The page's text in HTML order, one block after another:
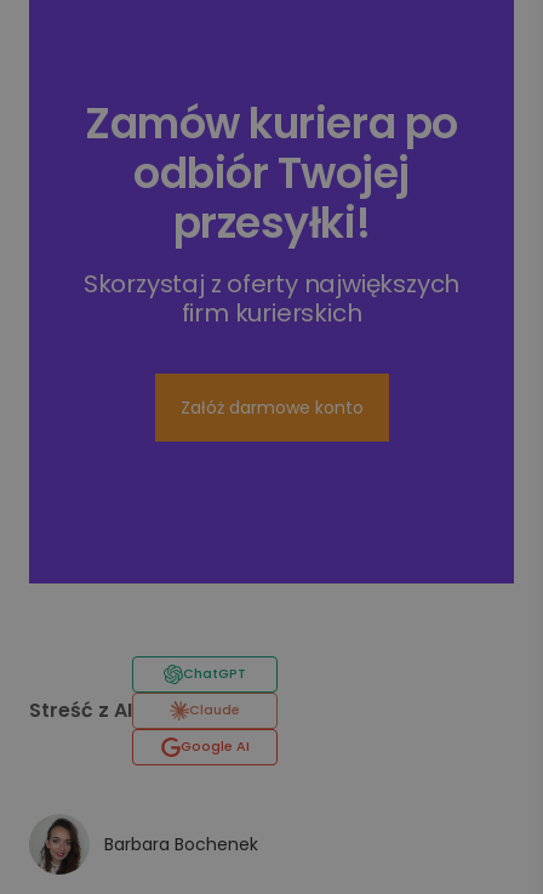
Zamów kuriera po
odbiór Twojej
przesyłki!
Skorzystaj z oferty największych
firm kurierskich
Załóż darmowe konto
Streść z AI
ChatGPT
Claude
Google AI
Barbara Bochenek